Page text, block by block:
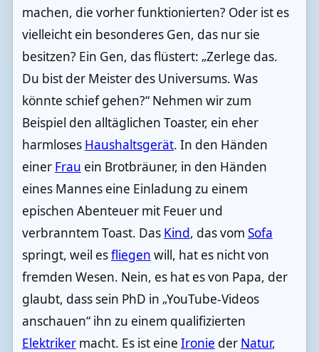
machen, die vorher funktionierten? Oder ist es
vielleicht ein besonderes Gen, das nur sie
besitzen? Ein Gen, das flüstert: „Zerlege das.
Du bist der Meister des Universums. Was
könnte schief gehen?“ Nehmen wir zum
Beispiel den alltäglichen Toaster, ein eher
harmloses Haushaltsgerät. In den Händen
einer Frau ein Brotbräuner, in den Händen
eines Mannes eine Einladung zu einem
epischen Abenteuer mit Feuer und
verbranntem Toast. Das Kind, das vom Sofa
springt, weil esfliegen will, hat es nicht von
fremden Wesen. Nein, es hat es von Papa, der
glaubt, dass sein PhD in „YouTube-Videos
anschauen“ ihn zu einem qualifizierten
Elektrikermacht. Es ist eine Ironie der Natur,